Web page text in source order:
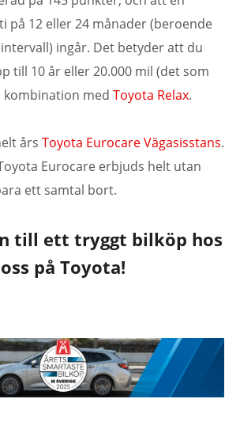
på 12 eller 24 månader (beroende
ingår. Det betyder att du
till 10 år eller 20.000 mil (det som
med Toyota Relax.
års Toyota Eurocare Vägasisstans.
Eurocare erbjuds helt utan
ett samtal bort.
till ett tryggt bilköp hos
oss på Toyota!